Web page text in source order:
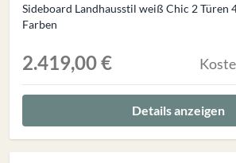
Sideboard Landhausstil weiß Chic 2 Türen
Farben
2.419,00 €
Details anzeigen